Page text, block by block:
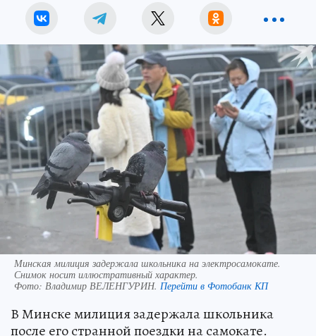
Минская милиция задержала школьника на электросамокате.
Снимок носит иллюстративный характер.
Фото: Владимир ВЕЛЕНГУРИН. Перейти в Фотобанк КП
В Минске милиция задержала школьника
после его странной поездки на самокате.